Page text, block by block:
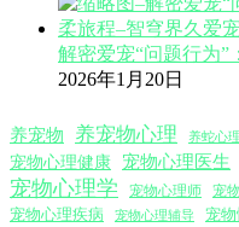
解密爱宠“问题行为”
2026年1月20日
养宠物 养宠物心理 养蛇心理
宠物心理健康 宠物心理医生
宠物心理学 宠物心理师 宠
宠物心理疾病
宠物心理辅导 宠